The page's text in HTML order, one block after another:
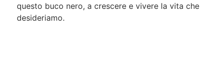
questo buco nero, a crescere e vivere la vita che
desideriamo.